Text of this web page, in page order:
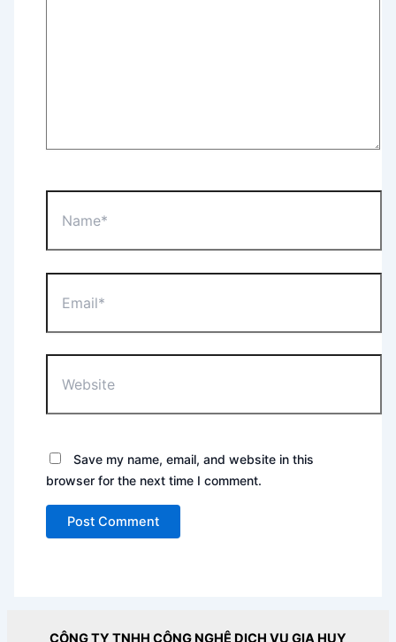
Save my name, email, and website in this
browser for the next time I comment.
CÔNG TY TNHH CÔNG NGHỆ DỊCH VỤ GIA HUY